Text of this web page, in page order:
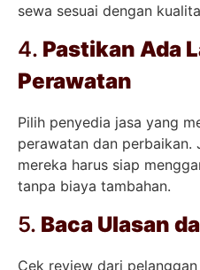
sewa sesuai dengan
4. Pastikan Ada
Perawatan
Pilih penyedia jasa yang
perawatan dan perbaikan.
mereka harus siap
tanpa biaya tambahan.
5. Baca Ulasan
Cek review dari